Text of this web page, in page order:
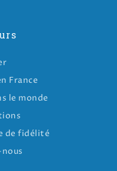
France
le monde
de fidélité